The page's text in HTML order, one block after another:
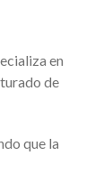
en
de
que la